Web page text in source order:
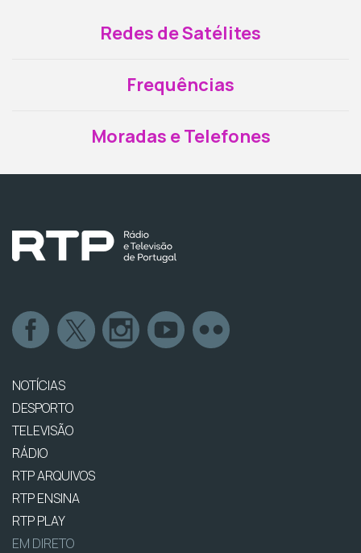
Redes de Satélites
Frequências
Moradas e Telefones
NOTÍCIAS
DESPORTO
TELEVISÃO
RÁDIO
RTP ARQUIVOS
RTP ENSINA
RTP PLAY
EM DIRETO